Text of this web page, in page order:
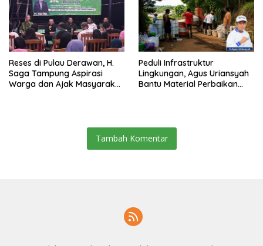
Reses di Pulau Derawan, H.
Saga Tampung Aspirasi
Warga dan Ajak Masyarakat
Peduli Infrastruktur
Lingkungan, Agus Uriansyah
Bantu Material Perbaikan
Tambah Komentar